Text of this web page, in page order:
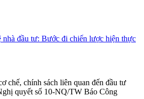
nhà đầu tư: Bước đi chiến lược hiện thực
chế, chính sách liên quan đến đầu tư
quyết số 10-NQ/TW Báo Công